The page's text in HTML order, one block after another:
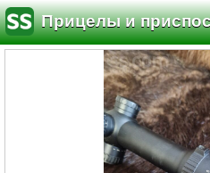
Прицелы и